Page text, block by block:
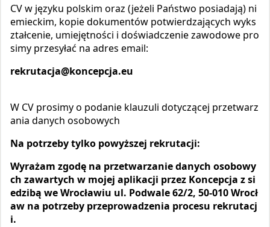
CV w języku polskim oraz (jeżeli Państwo posiadają) ni
emieckim, kopie dokumentów potwierdzających wyks
ztałcenie, umiejętności i doświadczenie zawodowe pro
simy przesyłać na adres email:
rekrutacja@koncepcja.eu
W CV prosimy o podanie klauzuli dotyczącej przetwarz
ania danych osobowych
Na potrzeby tylko powyższej rekrutacji:
Wyrażam zgodę na przetwarzanie danych osobowy
ch zawartych w mojej aplikacji przez Koncepcja z si
edzibą we Wrocławiu ul. Podwale 62/2, 50-010 Wrocł
aw na potrzeby przeprowadzenia procesu rekrutacj
i.